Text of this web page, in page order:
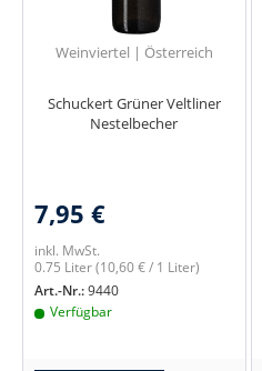
Weinviertel | Österreich
Schuckert Grüner Veltliner
Nestelbecher
7,95 €
inkl. MwSt.
0.75 Liter(10,60 € / 1 Liter)
Art.-Nr.:9440
Verfügbar